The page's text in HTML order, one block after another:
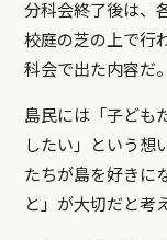
分科会終了後は、
校庭の芝の上で行
科会で出た内容だ。
島民には「子ども
したい」という想
たちが島を好きに
と」が大切だと考